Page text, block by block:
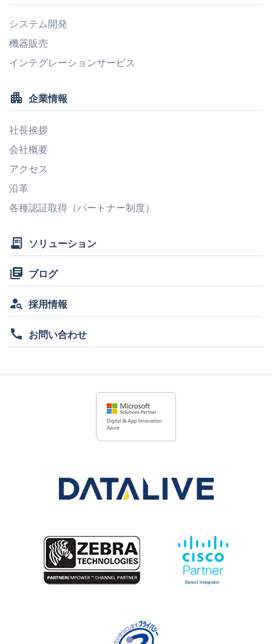
システム開発
機器販売
インテグレーションサービス
apartment 企業情報
社長挨拶
会社概要
アクセス
沿革
各種認証取得（パートナー制度）
receipt_long ソリューション
library_books ブログ
person_search 採用情報
call お問い合わせ